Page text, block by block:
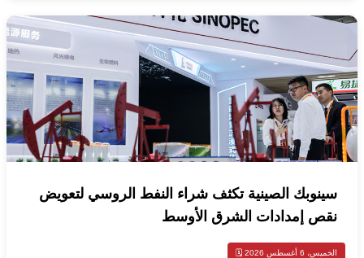
سينوبك الصينية تكثف شراء النفط الروسي لتعويض
نقص إمدادات الشرق الأوسط
الخميس، 6 أغسطس 2026 🗓️